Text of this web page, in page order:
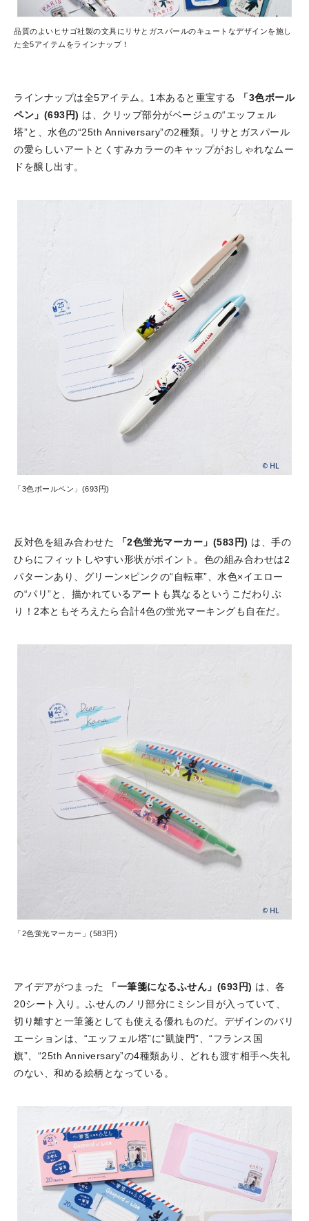
品質のよいヒサゴ社製の文具にリサとガスパールのキュートなデザインを施し
た全5アイテムをラインナップ！
ラインナップは全5アイテム。1本あると重宝する
「3色ボール
ペン」(693円) は、クリップ部分がベージュの“エッフェル
塔”と、水色の“25th Anniversary”の2種類。リサとガスパール
の愛らしいアートとくすみカラーのキャップがおしゃれなムー
ドを醸し出す。
「3色ボールペン」(693円)
反対色を組み合わせた 「2色蛍光マーカー」(583円) は、手の
ひらにフィットしやすい形状がポイント。色の組み合わせは2
パターンあり、グリーン×ピンクの“自転車”、水色×イエロー
の“パリ”と、描かれているアートも異なるというこだわりぶ
り！2本ともそろえたら合計4色の蛍光マーキングも自在だ。
「2色蛍光マーカー」(583円)
アイデアがつまった 「一筆箋になるふせん」(693円) は、各
20シート入り。ふせんのノリ部分にミシン目が入っていて、
切り離すと一筆箋としても使える優れものだ。デザインのバリ
エーションは、“エッフェル塔”に“凱旋門”、“フランス国
旗”、“25th Anniversary”の4種類あり、どれも渡す相手へ失礼
のない、和める絵柄となっている。